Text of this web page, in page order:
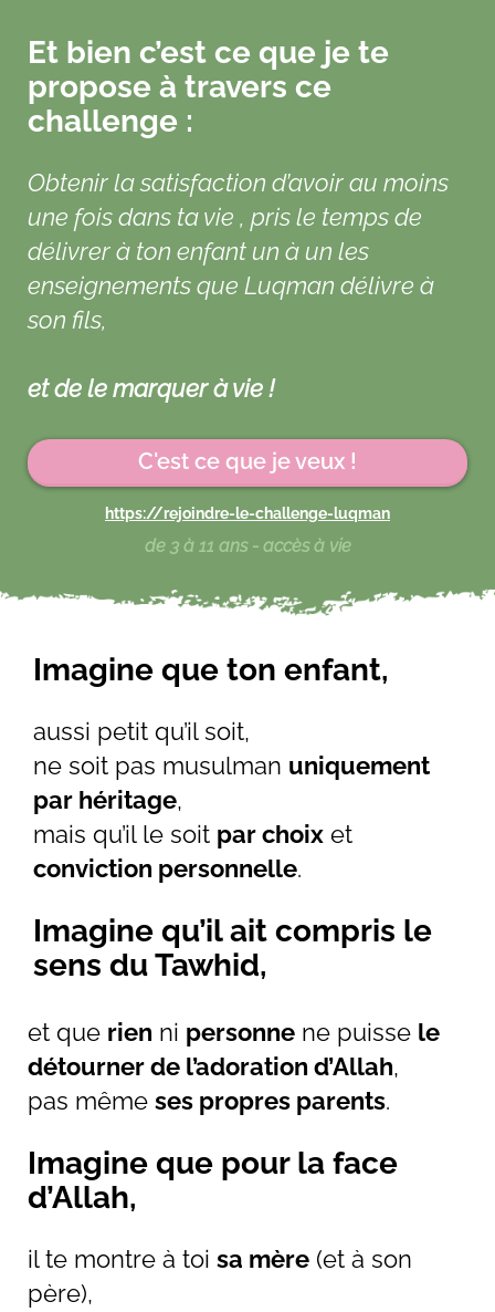
Et bien c’est ce que je te
propose à travers ce
challenge :
Obtenir la satisfaction d’avoir au moins
une fois dans ta vie , pris le temps de
délivrer à ton enfant un à un les
enseignements que Luqman délivre à
son fils,
et de le marquer à vie !
C'est ce que je veux !
https://rejoindre-le-challenge-luqman
de 3 à 11 ans - accès à vie
Imagine que ton enfant,
aussi petit qu’il soit,
ne soit pas musulman uniquement
par héritage,
mais qu’il le soit par choix et
conviction personnelle.
Imagine qu’il ait compris le
sens du Tawhid,
et que rien ni personne ne puisse le
détourner de l’adoration d’Allah,
pas même ses propres parents.
Imagine que pour la face
d’Allah,
il te montre à toi sa mère (et à son
père),